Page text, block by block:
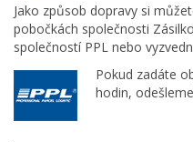
Jako způsob dopravy si
pobočkách společnosti
společností PPL nebo
Pokud zadáte
hodin,